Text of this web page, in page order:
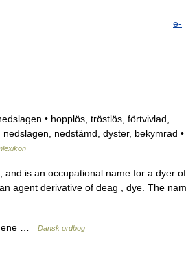
e-
• hopplös, tröstlös, förtvivlad,
nedstämd, dyster, bekymrad •
is an occupational name for a dyer of
agent derivative of deag , dye. The
… Dansk ordbog